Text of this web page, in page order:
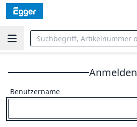
Anmelden
Benutzername